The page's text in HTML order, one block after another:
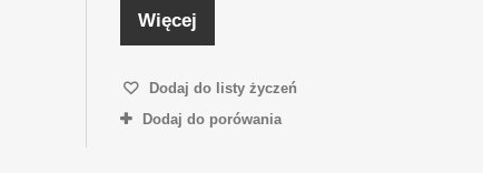
Więcej
Dodaj do listy życzeń
Dodaj do porówania